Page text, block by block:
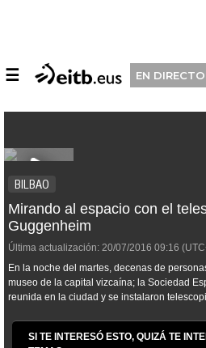
☰ EN DIRECTO
BILBAO
Mirando al espacio con el
Guggenheim
Última actualización: 20/07/2016 09:16
En la noche del martes, decenas de
museo de la capital vizcaína; la Sociedad
reunida en la ciudad y se instalaron
SI TE INTERESÓ ESTO, QUIZÁ TE